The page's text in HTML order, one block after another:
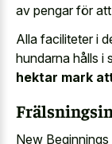
av pengar för
Alla faciliteter i
hundarna hålls i
hektar mark
New